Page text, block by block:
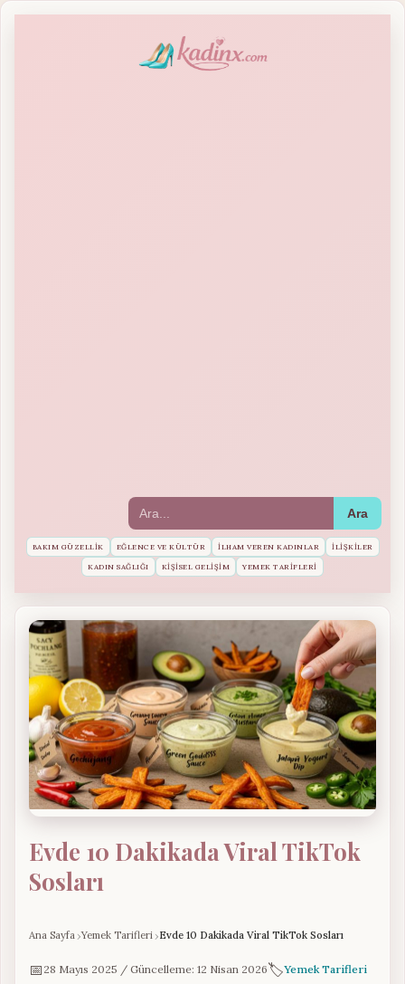
BAKIM GÜZELLIK EĞLENCE VE KÜLTÜR İLHAM VEREN KADINLAR İLIŞKILER
KADIN SAĞLIĞI KIŞISEL GELIŞIM YEMEK TARIFLERI
Ara
Evde 10 Dakikada Viral TikTok
Sosları
Ana Sayfa Yemek Tarifleri Evde 10 Dakikada Viral TikTok Sosları
📅 28 Mayıs 2025 / Güncelleme: 12 Nisan 2026🏷️Yemek Tarifleri